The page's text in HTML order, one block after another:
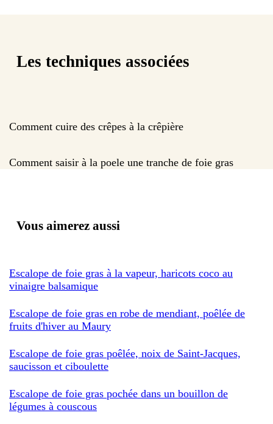
Les techniques associées
Comment cuire des crêpes à la crêpière
Comment saisir à la poele une tranche de foie gras
Vous aimerez aussi
Escalope de foie gras à la vapeur, haricots coco au
vinaigre balsamique
Escalope de foie gras en robe de mendiant, poêlée de
fruits d'hiver au Maury
Escalope de foie gras poêlée, noix de Saint-Jacques,
saucisson et ciboulette
Escalope de foie gras pochée dans un bouillon de
légumes à couscous